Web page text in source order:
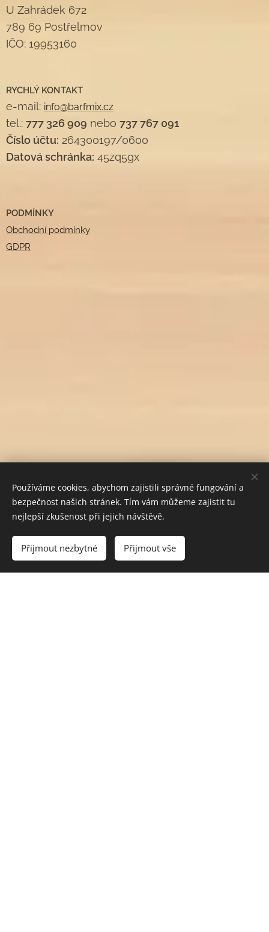
Do košíku
U Zahrádek 672
789 69 Postřelmov
IČO: 19953160
RYCHLÝ KONTAKT
e-mail: info@barfmix.cz
tel.: 777 326 909 nebo 737 767 091
Číslo účtu: 264300197/0600
Datová schránka: 45zq5gx
PODMÍNKY
Obchodní podmínky
GDPR
Používáme cookies, abychom zajistili správné fungování a
bezpečnost našich stránek. Tím vám můžeme zajistit tu
nejlepší zkušenost při jejich návštěvě.
Přijmout nezbytné Přijmout vše